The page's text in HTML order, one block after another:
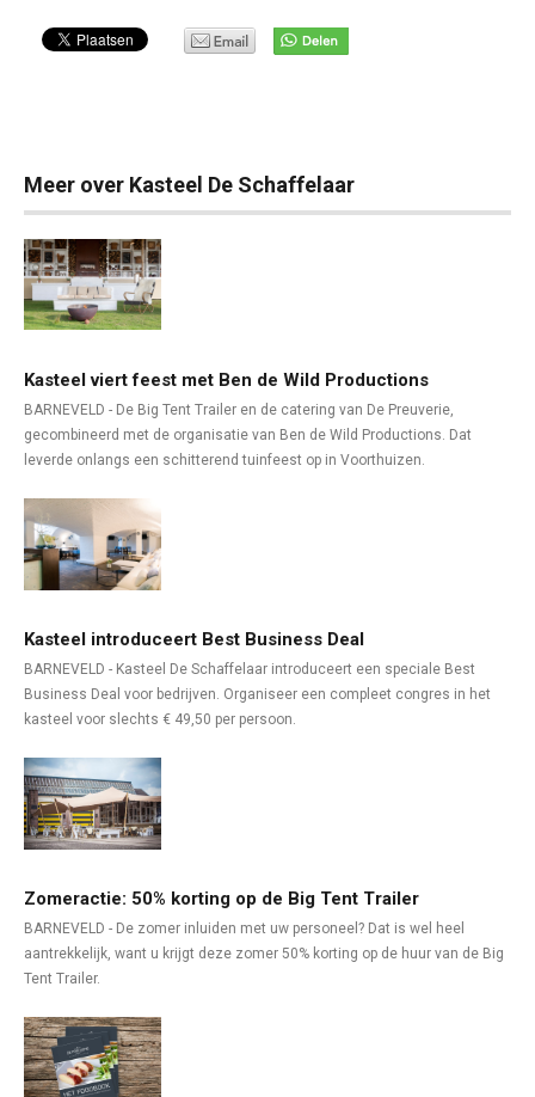
Meer over Kasteel De Schaffelaar
Kasteel viert feest met Ben de Wild Productions
BARNEVELD - De Big Tent Trailer en de catering van De Preuverie,
gecombineerd met de organisatie van Ben de Wild Productions. Dat
leverde onlangs een schitterend tuinfeest op in Voorthuizen.
Kasteel introduceert Best Business Deal
BARNEVELD - Kasteel De Schaffelaar introduceert een speciale Best
Business Deal voor bedrijven. Organiseer een compleet congres in het
kasteel voor slechts € 49,50 per persoon.
Zomeractie: 50% korting op de Big Tent Trailer
BARNEVELD - De zomer inluiden met uw personeel? Dat is wel heel
aantrekkelijk, want u krijgt deze zomer 50% korting op de huur van de Big
Tent Trailer.